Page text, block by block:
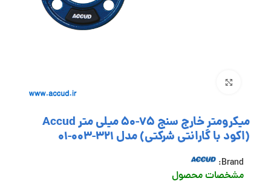
میکرومتر خارج سنج 75-50 میلی متر Accud
(اکود با گارانتی شرکتی) مدل 321-003-01
Brand:
مشخصات محصول